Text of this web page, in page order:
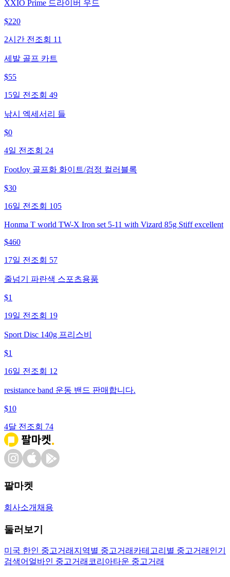
XXIO Prime 드라이버 우드
$220
2시간 전 조회 11
세발 골프 카트
$55
15일 전 조회 49
낚시 엑세서리 들
$0
4일 전 조회 24
FootJoy 골프화 화이트/검정 컬러블록
$30
16일 전 조회 105
Honma T world TW-X Iron set 5-11 with Vizard 85g Stiff excellent
$460
17일 전 조회 57
줄넘기 파란색 스포츠용품
$1
19일 전 조회 19
Sport Disc 140g 프리스비
$1
16일 전 조회 12
resistance band 운동 밴드 판매합니다.
$10
4달 전 조회 74
팔마켓
회사소개 채용
둘러보기
미국 한인 중고거래 지역별 중고거래 카테고리별 중고거래 인기
검색어 얼바인 중고거래 코리아타운 중고거래